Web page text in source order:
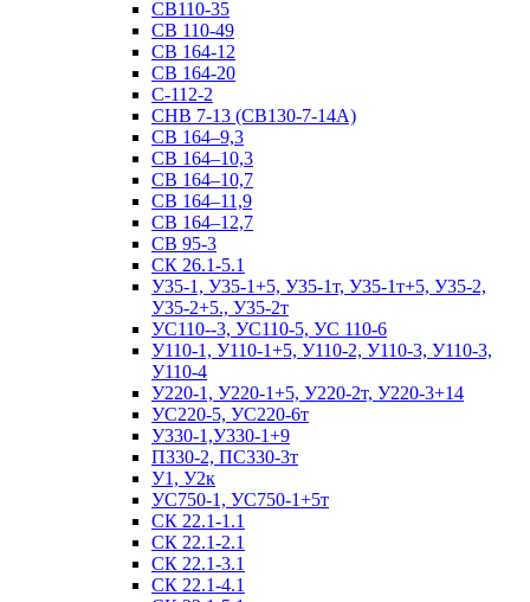
СВ110-35
СВ 110-49
СВ 164-12
СВ 164-20
С-112-2
СНВ 7-13 (СВ130-7-14А)
СВ 164–9,3
СВ 164–10,3
СВ 164–10,7
СВ 164–11,9
СВ 164–12,7
СВ 95-3
СК 26.1-5.1
У35-1, У35-1+5, У35-1т, У35-1т+5, У35-2,
У35-2+5., У35-2т
УС110--3, УС110-5, УС 110-6
У110-1, У110-1+5, У110-2, У110-3, У110-3,
У110-4
У220-1, У220-1+5, У220-2т, У220-3+14
УС220-5, УС220-6т
У330-1,У330-1+9
П330-2, ПС330-3т
У1, У2к
УС750-1, УС750-1+5т
СК 22.1-1.1
СК 22.1-2.1
СК 22.1-3.1
СК 22.1-4.1